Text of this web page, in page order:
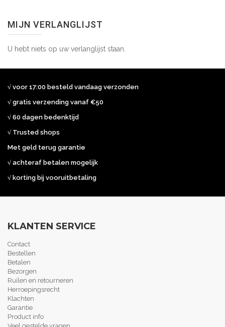
MIJN VERLANGLIJST
U hebt niets op uw verlanglijst staan.
√ voor 17:00 besteld vandaag verzonden
√ gratis verzending vanaf €50
√ 60 dagen bedenktijd
√ Trusted shops
Met geld terug garantie
√ achteraf betalen mogelijk
√ korting bij vooruitbetaling
KLANTEN SERVICE
Contact
Bestellen
Betalen
Bezorgen
Ruilen en retourneren
Herroepingsrecht
Klachten
Garantie
Product info